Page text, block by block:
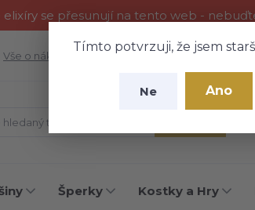
elixíry se přesunují na tento web -
Tímto potvrzuji, že jsem
Ne Ano
Vše o nákupu Fotogalerie Kontakty
Šperky Kostky a Hry